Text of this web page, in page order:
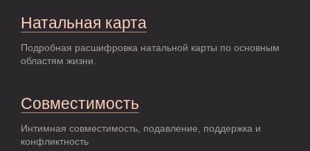
Натальная карта
Подробная расшифровка натальной карты по основным
областям жизни.
Совместимость
Интимная совместимость, подавление, поддержка и
конфликтность